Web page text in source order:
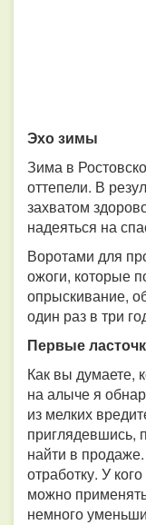
Эхо зимы
Зима в
оттепели. В
захватом
надеяться на
Воротами для
ожоги, которые
опрыскивание,
один раз в три
Первые
Как вы думаете,
на алыче я
из мелких
приглядевшись,
найти в
отработку. У
можно
немного